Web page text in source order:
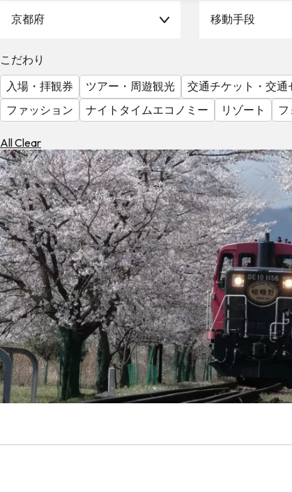
す
替
を
調
べ
天
を
見
る
京都府 移動手段
こだわり
入場・拝観券
ツアー・周遊観光 交通チケット・交通
ファッション
ナイトタイムエコノミー リゾート
All Clear